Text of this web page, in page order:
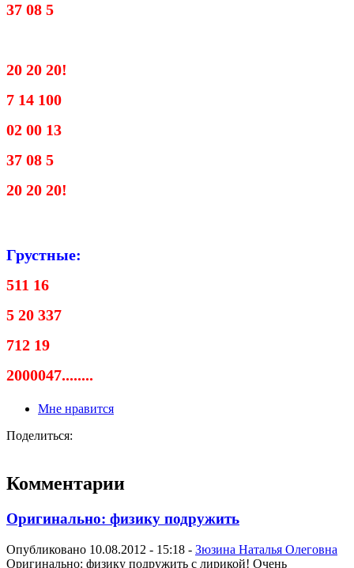
37 08 5
20 20 20!
7 14 100
02 00 13
37 08 5
20 20 20!
Грустные:
511 16
5 20 337
712 19
2000047........
Мне нравится
Поделиться:
Комментарии
Оригинально: физику подружить
Опубликовано 10.08.2012 - 15:18 - Зюзина Наталья Олеговна
Оригинально: физику подружить с лирикой! Очень